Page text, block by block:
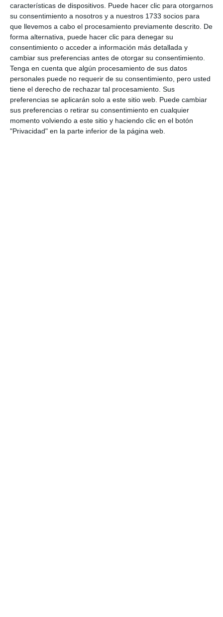
características de dispositivos. Puede hacer clic para otorgarnos
su consentimiento a nosotros y a nuestros 1733 socios para
que llevemos a cabo el procesamiento previamente descrito. De
forma alternativa, puede hacer clic para denegar su
consentimiento o acceder a información más detallada y
cambiar sus preferencias antes de otorgar su consentimiento.
Tenga en cuenta que algún procesamiento de sus datos
personales puede no requerir de su consentimiento, pero usted
tiene el derecho de rechazar tal procesamiento. Sus
preferencias se aplicarán solo a este sitio web. Puede cambiar
sus preferencias o retirar su consentimiento en cualquier
momento volviendo a este sitio y haciendo clic en el botón
"Privacidad" en la parte inferior de la página web.
RESORT
Comparte esta noticia desde el siguiente enlace:
https://mijascom.com/?a=38750
MERCADO LA CALA RESORT ARTESANÍA MODA
MÚSICA HOTEL